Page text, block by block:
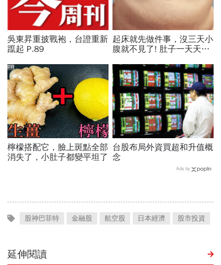
吳東昇重披戰袍，台證重新
躥起 P.89
起床就先做件事，沒三天小
腹就不見了! 肚子一天天變
檸檬搭配它，臉上斑點全部
消失了，小肚子都變平坦了
PR
台股布局外資買超和升值概
念
Ads by
股神巴菲特 金融股 航空股 日本經濟 股市投資
延伸閱讀